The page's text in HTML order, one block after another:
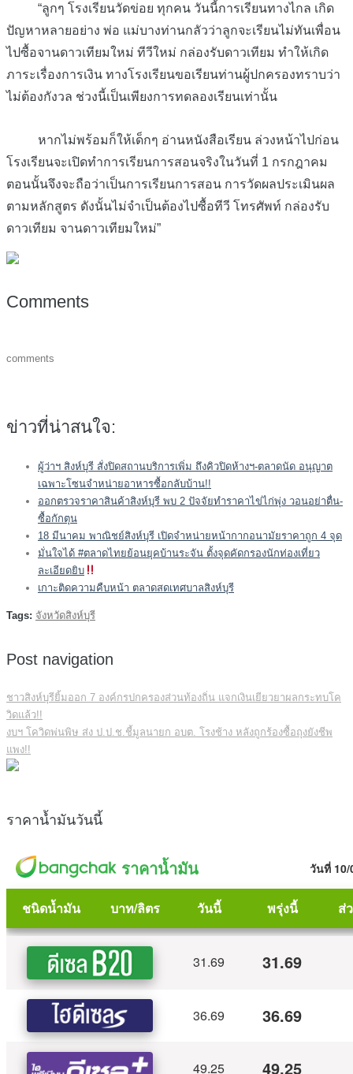
“ลูกๆ โรงเรียนวัดข่อย ทุกคน วันนี้การเรียนทางไกล เกิด
ปัญหาหลายอย่าง พ่อ แม่บางท่านกลัวว่าลูกจะเรียนไม่ทันเพื่อน
ไปซื้อจานดาวเทียมใหม่ ทีวีใหม่ กล่องรับดาวเทียม ทำให้เกิด
ภาระเรื่องการเงิน ทางโรงเรียนขอเรียนท่านผู้ปกครองทราบว่า
ไม่ต้องกังวล ช่วงนี้เป็นเพียงการทดลองเรียนเท่านั้น
หากไม่พร้อมก็ให้เด็กๆ อ่านหนังสือเรียน ล่วงหน้าไปก่อน
โรงเรียนจะเปิดทำการเรียนการสอนจริงในวันที่ 1 กรกฎาคม
ตอนนั้นจึงจะถือว่าเป็นการเรียนการสอน การวัดผลประเมินผล
ตามหลักสูตร ดังนั้นไม่จำเป็นต้องไปซื้อทีวี โทรศัพท์ กล่องรับ
ดาวเทียม จานดาวเทียมใหม่”
Comments
comments
ข่าวที่น่าสนใจ:
ผู้ว่าฯ สิงห์บุรี สั่งปิดสถานบริการเพิ่ม ถึงคิวปิดห้างฯ-ตลาดนัด อนุญาต
เฉพาะโซนจำหน่ายอาหารซื้อกลับบ้าน!!
ออกตรวจราคาสินค้าสิงห์บุรี พบ 2 ปัจจัยทำราคาไข่ไก่พุ่ง วอนอย่าตื่น-
ซื้อกักตุน
18 มีนาคม พาณิชย์สิงห์บุรี เปิดจำหน่ายหน้ากากอนามัยราคาถูก 4 จุด
มั่นใจได้ #ตลาดไทยย้อนยุคบ้านระจัน ตั้งจุดคัดกรองนักท่องเที่ยว
ละเอียดยิบ
เกาะติดความคืบหน้า ตลาดสดเทศบาลสิงห์บุรี
Tags: จังหวัดสิงห์บุรี
Post navigation
ชาวสิงห์บุรียิ้มออก 7 องค์กรปกครองส่วนท้องถิ่น แจกเงินเยียวยาผลกระทบโค
วิดแล้ว!!
งบฯ โควิดพ่นพิษ ส่ง ป.ป.ช.ชี้มูลนายก อบต. โรงช้าง หลังถูกร้องซื้อถุงยังชีพ
แพง!!
ราคาน้ำมันวันนี้